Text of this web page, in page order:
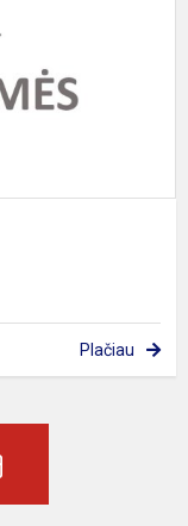
Plačiau